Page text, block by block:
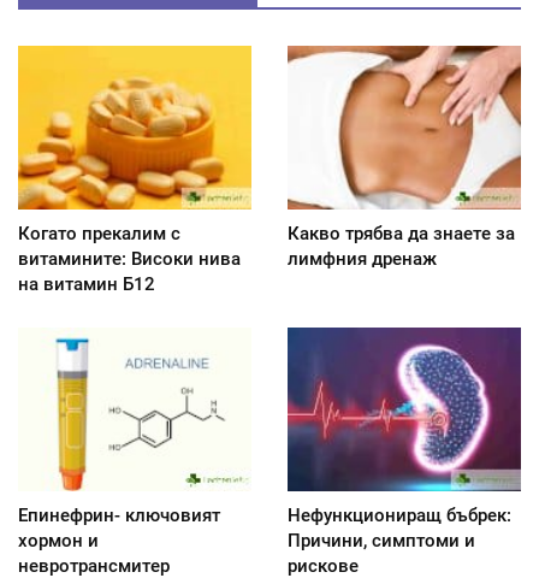
Когато прекалим с
витамините: Високи нива
на витамин Б12
Какво трябва да знаете за
лимфния дренаж
Епинефрин- ключовият
хормон и
невротрансмитер
Нефункциониращ бъбрек:
Причини, симптоми и
рискове